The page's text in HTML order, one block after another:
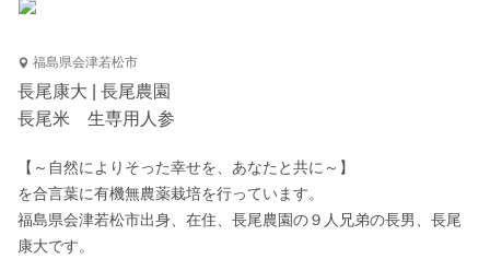
福島県会津若松市
長尾康大 | 長尾農園
長尾米 生専用人参
【～自然によりそった幸せを、あなたと共に～】
を合言葉に有機無農薬栽培を行っています。
福島県会津若松市出身、在住、長尾農園の９人兄弟の長男、長尾
康大です。